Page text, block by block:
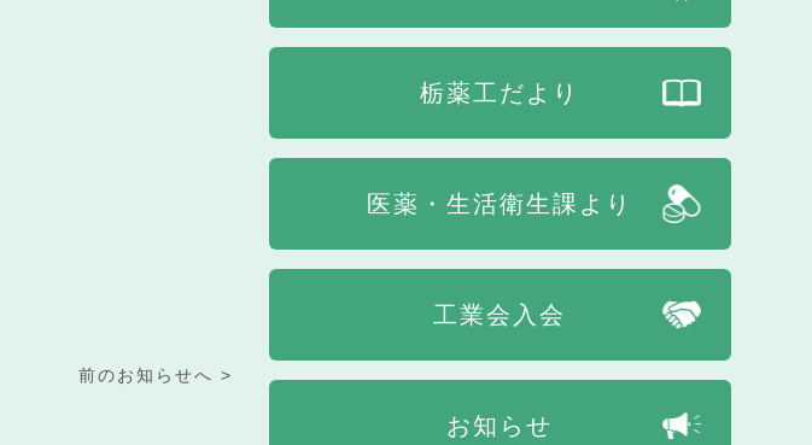
前のお知らせへ >
栃薬工だより
医薬・生活衛生課より
工業会入会
お知らせ